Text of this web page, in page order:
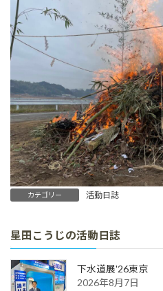
カテゴリー 活動日誌
星田こうじの活動日誌
下水道展'26東京
2026年8月7日